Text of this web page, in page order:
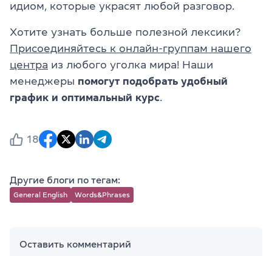
идиом, которые украсят любой разговор.
Хотите узнать больше полезной лексики?
Присоединяйтесь к онлайн-группам нашего
центра из любого уголка мира! Наши
менеджеры помогут подобрать удобный
график и оптимальный курс.
18
Другие блоги по тегам:
General English Words&Phrases
Оставить комментарий